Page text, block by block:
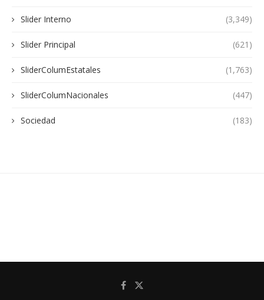
Slider Interno (3,349)
Slider Principal (621)
SliderColumEstatales (1,763)
SliderColumNacionales (447)
Sociedad (183)